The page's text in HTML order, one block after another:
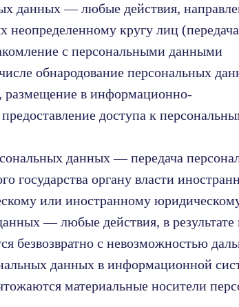
данных — любые действия,
неопределенному кругу лиц (передача
с персональными данными
обнародование персональных
размещение в информационно-
доступа к
данных — передача
государства органу власти
или иностранному
— любые действия, в результате
безвозвратно с невозможностью
данных в информационной
материальные носители